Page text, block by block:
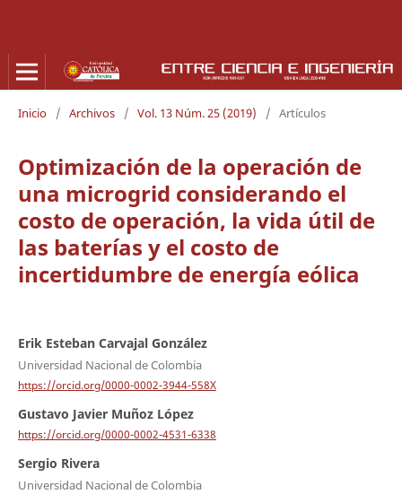
Inicio / Archivos / Vol. 13 Núm. 25 (2019) / Artículos
Optimización de la operación de
una microgrid considerando el
costo de operación, la vida útil de
las baterías y el costo de
incertidumbre de energía eólica
Erik Esteban Carvajal González
Universidad Nacional de Colombia
https://orcid.org/0000-0002-3944-558X
Gustavo Javier Muñoz López
https://orcid.org/0000-0002-4531-6338
Sergio Rivera
Universidad Nacional de Colombia